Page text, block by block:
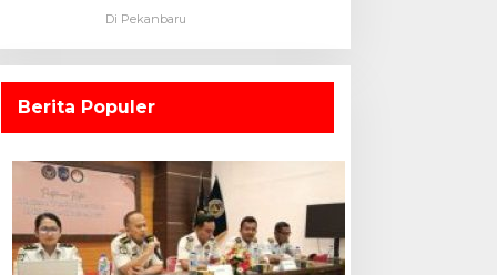
Pekanbaru Tetap Khidmat
Di Pekanbaru
Berita Populer